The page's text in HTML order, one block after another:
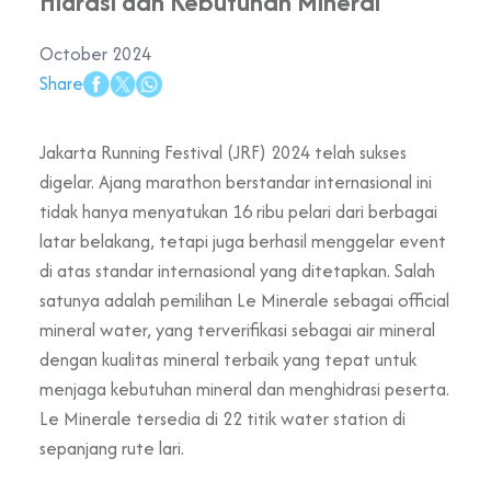
October 2024
Share
Jakarta Running Festival (JRF) 2024 telah sukses
digelar. Ajang marathon berstandar internasional ini
tidak hanya menyatukan 16 ribu pelari dari berbagai
latar belakang, tetapi juga berhasil menggelar event
di atas standar internasional yang ditetapkan. Salah
satunya adalah pemilihan Le Minerale sebagai official
mineral water, yang terverifikasi sebagai air mineral
dengan kualitas mineral terbaik yang tepat untuk
menjaga kebutuhan mineral dan menghidrasi peserta.
Le Minerale tersedia di 22 titik water station di
sepanjang rute lari.